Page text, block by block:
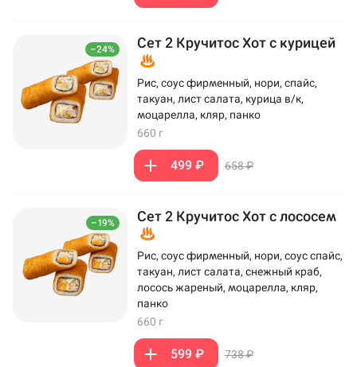
–24% Сет 2 Кручитос Хот с курицей
Рис, соус фирменный, нори, спайс,
такуан, лист салата, курица в/к,
моцарелла, кляр, панко
660 г
499 ₽ 658 ₽
–19% Сет 2 Кручитос Хот с лососем
Рис, соус фирменный, нори, соус спайс,
такуан, лист салата, снежный краб,
лосось жареный, моцарелла, кляр,
панко
660 г
599 ₽ 738 ₽